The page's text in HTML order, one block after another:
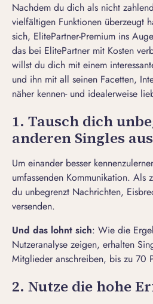
Nachdem du dich als nicht
vielfältigen Funktionen überzeugt
sich, ElitePartner-Premium ins
das bei ElitePartner mit Kosten
willst du dich mit einem
und ihn mit all seinen Facetten,
näher kennen- und idealerweise
1. Tausch dich
anderen Singles aus
Um einander besser
umfassenden Kommunikation. Als
du unbegrenzt Nachrichten,
versenden.
Und das lohnt sich: Wie die
Nutzeranalyse zeigen, erhalten
Mitglieder anschreiben, bis zu 70
2. Nutze die hohe